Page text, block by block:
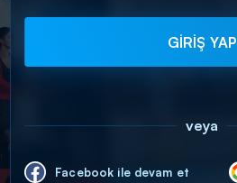
GİRİŞ YAP
veya
Facebook ile devam et